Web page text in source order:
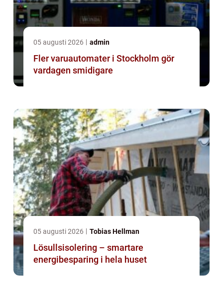
05 augusti 2026 admin
Fler varuautomater i Stockholm gör
vardagen smidigare
05 augusti 2026 Tobias Hellman
Lösullsisolering – smartare
energibesparing i hela huset